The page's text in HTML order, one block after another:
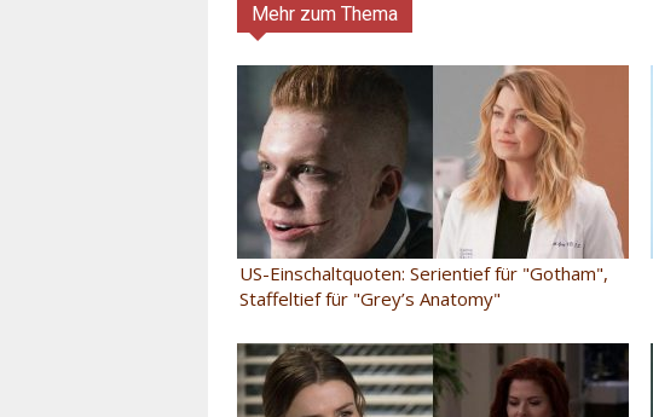
Mehr zum Thema
US-Einschaltquoten: Serientief für "Gotham",
Staffeltief für "Grey’s Anatomy"